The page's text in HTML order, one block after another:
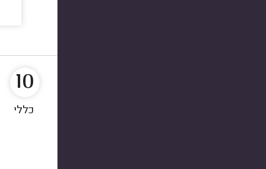
10
כללי